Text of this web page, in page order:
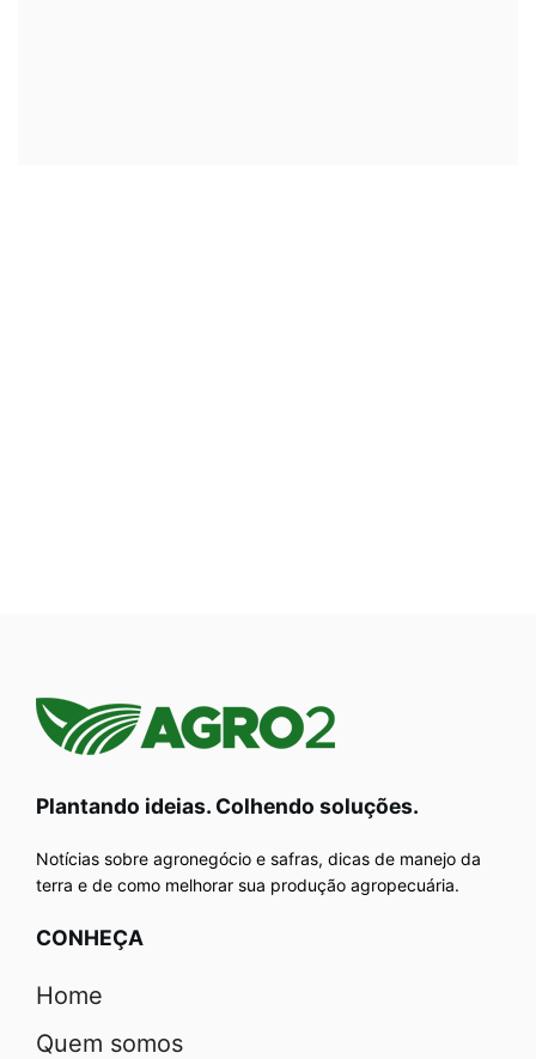
Plantando ideias. Colhendo soluções.
Notícias sobre agronegócio e safras, dicas de manejo da
terra e de como melhorar sua produção agropecuária.
CONHEÇA
Home
Quem somos